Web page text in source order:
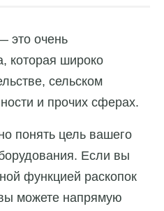
это очень
которая широко
сельском
и прочих сферах.
понять цель вашего
Если вы
функцией раскопок
можете напрямую